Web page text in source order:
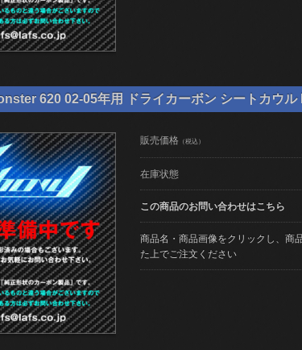
620 02-05年用 ドライカーボン シートカウル
販売価格 （税込）
在庫状態
この商品のお問い合わせはこちら
商品名・商品画像をクリックし、商
た上でご注文ください